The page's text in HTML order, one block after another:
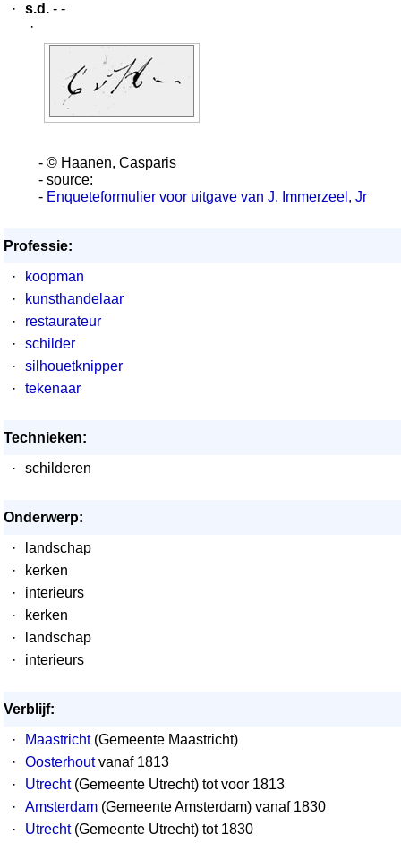
·
s.d. - -
·
- © Haanen, Casparis
- source:
- Enqueteformulier voor uitgave van J. Immerzeel, Jr
Professie:
·
koopman
·
kunsthandelaar
·
restaurateur
·
schilder
·
silhouetknipper
·
tekenaar
Technieken:
·
schilderen
Onderwerp:
·
landschap
·
kerken
·
interieurs
·
kerken
·
landschap
·
interieurs
Verblijf:
·
Maastricht(Gemeente Maastricht)
·
Oosterhoutvanaf 1813
·
Utrecht(Gemeente Utrecht) tot voor 1813
·
Amsterdam (Gemeente Amsterdam) vanaf 1830
·
Utrecht(Gemeente Utrecht) tot 1830